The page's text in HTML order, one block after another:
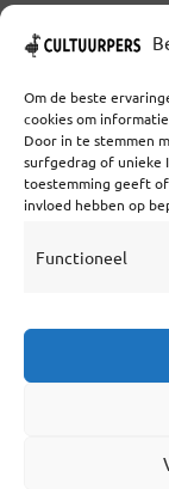
Om de beste
cookies om
Door in te stemmen
surfgedrag of unieke
toestemming geeft
invloed hebben op
Functioneel
Coöperatief
3524KS